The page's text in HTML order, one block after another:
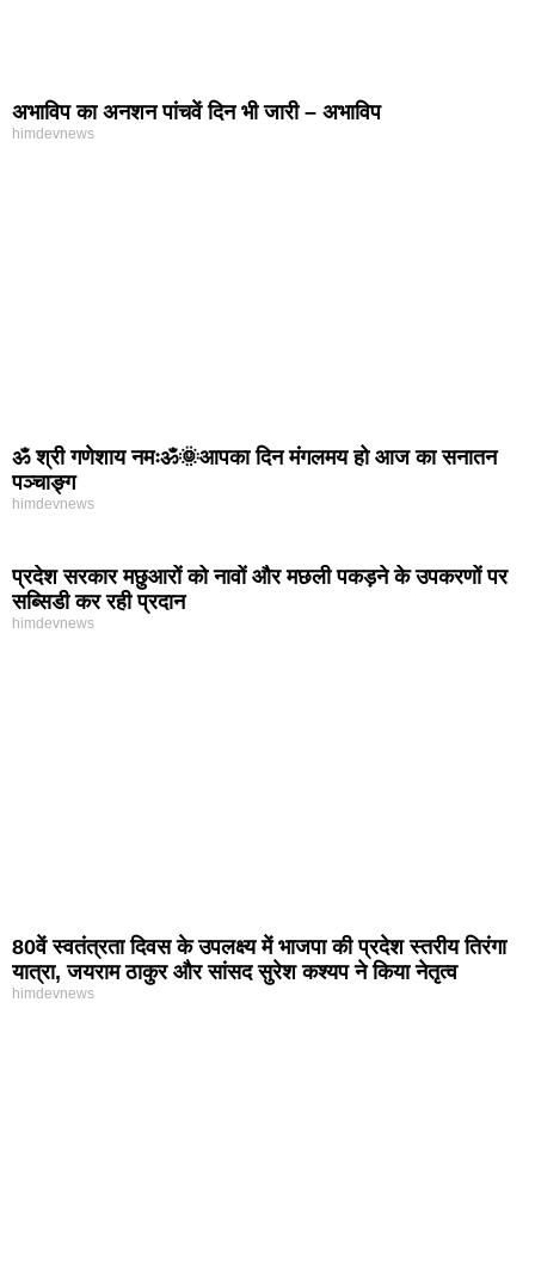
अभाविप का अनशन पांचवें दिन भी जारी – अभाविप
himdevnews
ॐ श्री गणेशाय नमःॐ🌞आपका दिन मंगलमय हो आज का सनातन
पञ्चाङ्ग
himdevnews
प्रदेश सरकार मछुआरों को नावों और मछली पकड़ने के उपकरणों पर
सब्सिडी कर रही प्रदान
himdevnews
80वें स्वतंत्रता दिवस के उपलक्ष्य में भाजपा की प्रदेश स्तरीय तिरंगा
यात्रा, जयराम ठाकुर और सांसद सुरेश कश्यप ने किया नेतृत्व
himdevnews